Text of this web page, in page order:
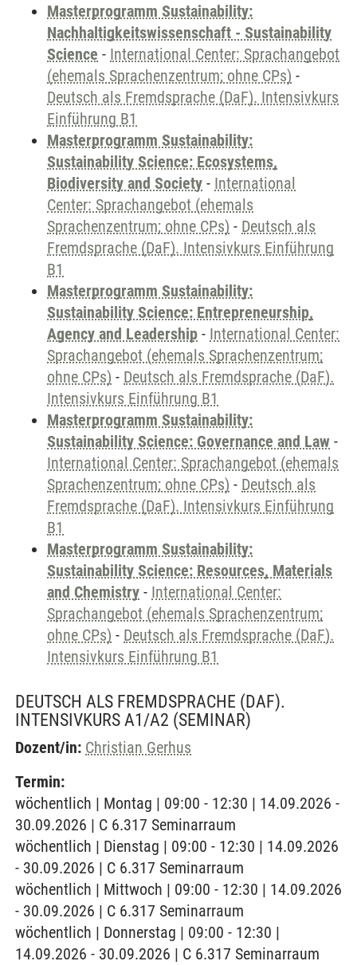
Masterprogramm Sustainability:
Nachhaltigkeitswissenschaft - Sustainability
Science - International Center: Sprachangebot
(ehemals Sprachenzentrum; ohne CPs) -
Deutsch als Fremdsprache (DaF). Intensivkurs
Einführung B1
Masterprogramm Sustainability:
Sustainability Science: Ecosystems,
Biodiversity and Society - International
Center: Sprachangebot (ehemals
Sprachenzentrum; ohne CPs) - Deutsch als
Fremdsprache (DaF). Intensivkurs Einführung
B1
Masterprogramm Sustainability:
Sustainability Science: Entrepreneurship,
Agency and Leadership - International Center:
Sprachangebot (ehemals Sprachenzentrum;
ohne CPs) - Deutsch als Fremdsprache (DaF).
Intensivkurs Einführung B1
Masterprogramm Sustainability:
Sustainability Science: Governance and Law -
International Center: Sprachangebot (ehemals
Sprachenzentrum; ohne CPs) - Deutsch als
Fremdsprache (DaF). Intensivkurs Einführung
B1
Masterprogramm Sustainability:
Sustainability Science: Resources, Materials
and Chemistry - International Center:
Sprachangebot (ehemals Sprachenzentrum;
ohne CPs) - Deutsch als Fremdsprache (DaF).
Intensivkurs Einführung B1
DEUTSCH ALS FREMDSPRACHE (DAF).
INTENSIVKURS A1/A2 (SEMINAR)
Dozent/in: Christian Gerhus
Termin:
wöchentlich | Montag | 09:00 - 12:30 | 14.09.2026 -
30.09.2026 | C 6.317 Seminarraum
wöchentlich | Dienstag | 09:00 - 12:30 | 14.09.2026
- 30.09.2026 | C 6.317 Seminarraum
wöchentlich | Mittwoch | 09:00 - 12:30 | 14.09.2026
- 30.09.2026 | C 6.317 Seminarraum
wöchentlich | Donnerstag | 09:00 - 12:30 |
14.09.2026 - 30.09.2026 | C 6.317 Seminarraum